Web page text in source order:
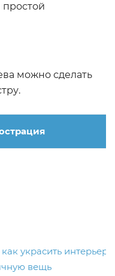
простой
можно сделать